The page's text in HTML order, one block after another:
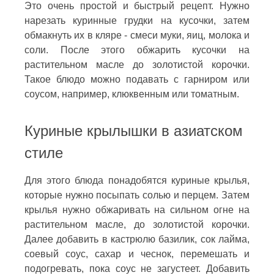
Это очень простой и быстрый рецепт. Нужно
нарезать куринные грудки на кусочки, затем
обмакнуть их в кляре - смеси муки, яиц, молока и
соли. После этого обжарить кусочки на
растительном масле до золотистой корочки.
Такое блюдо можно подавать с гарниром или
соусом, например, клюквенным или томатным.
Куриные крылышки в азиатском
стиле
Для этого блюда понадобятся куриные крылья,
которые нужно посыпать солью и перцем. Затем
крылья нужно обжаривать на сильном огне на
растительном масле, до золотистой корочки.
Далее добавить в кастрюлю базилик, сок лайма,
соевый соус, сахар и чеснок, перемешать и
подогревать, пока соус не загустеет. Добавить